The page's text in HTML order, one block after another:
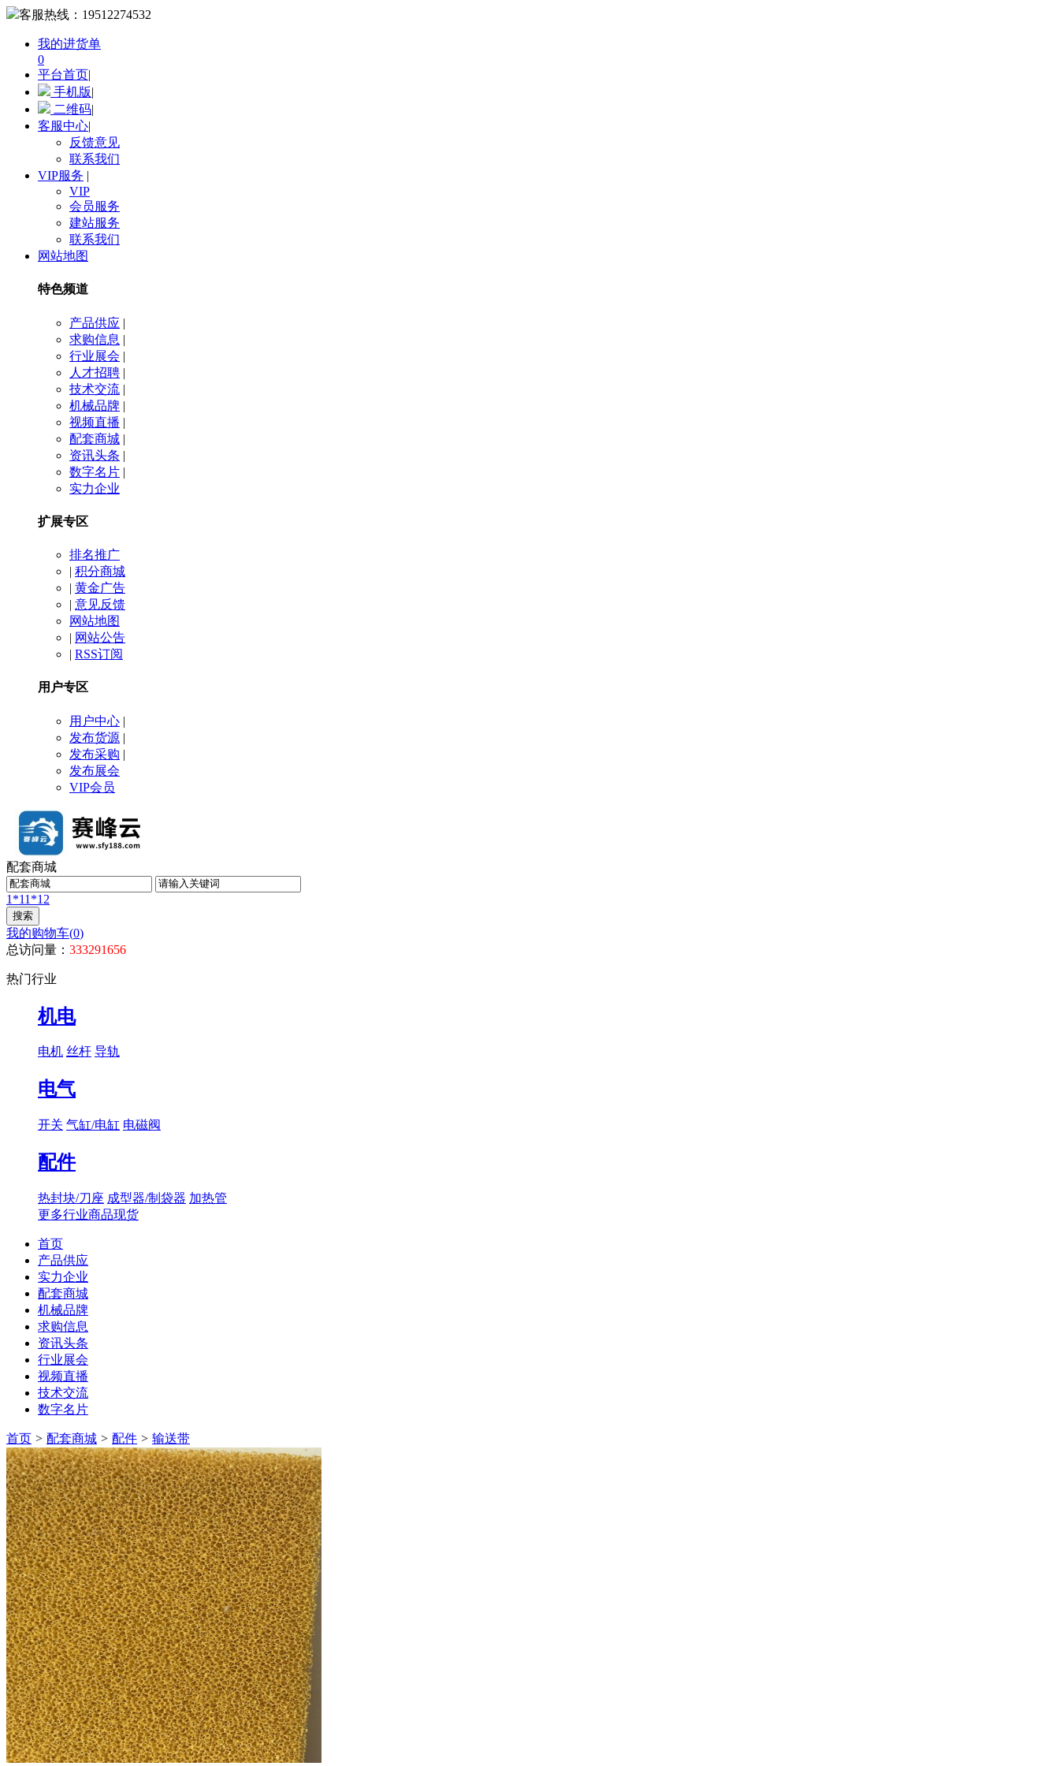
客服热线： 19512274532
我的进货单
0
平台首页|
手机版|
二维码|
客服中心|
反馈意见
联系我们
VIP服务 |
VIP
会员服务
建站服务
联系我们
网站地图
特色频道
产品供应 |
求购信息 |
行业展会 |
人才招聘 |
技术交流 |
机械品牌 |
视频直播 |
配套商城 |
资讯头条 |
数字名片 |
实力企业
扩展专区
排名推广
| 积分商城
| 黄金广告
| 意见反馈
网站地图
| 网站公告
| RSS订阅
用户专区
用户中心 |
发布货源 |
发布采购 |
发布展会
VIP会员
配套商城
1*11*12
我的购物车(0)
总访问量： 333291656
热门行业
机电
电机 丝杆 导轨
电气
开关 气缸/电缸 电磁阀
配件
热封块/刀座 成型器/制袋器 加热管
更多行业商品现货
首页
产品供应
实力企业
配套商城
机械品牌
求购信息
资讯头条
行业展会
视频直播
技术交流
数字名片
首页 > 配套商城 > 配件 > 输送带